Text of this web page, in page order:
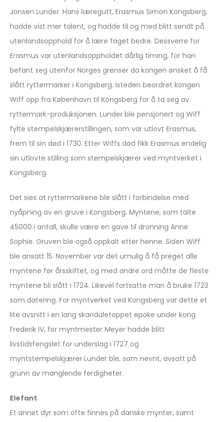
Jonsen Lunder. Hans læregutt, Erasmus Simon Kongsberg,
hadde vist mer talent, og hadde til og med blitt sendt på
utenlandsopphold for å lære faget bedre. Dessverre for
Erasmus var utenlandsoppholdet dårlig timing, for han
befant seg utenfor Norges grenser da kongen ønsket å få
slått ryttermarker i Kongsberg. Isteden beordret kongen
Wiff opp fra København til Kongsberg for å ta seg av
ryttermark-produksjonen. Lunder ble pensjonert og Wiff
fylte stempelskjærerstillingen, som var utlovt Erasmus,
frem til sin død i 1730. Etter Wiffs død fikk Erasmus endelig
sin utlovte stilling som stempelskjærer ved myntverket i
Kongsberg.
Det sies at ryttermarkene ble slått i forbindelse med
nyåpning av en gruve i Kongsberg. Myntene, som talte
45000 i antall, skulle være en gave til dronning Anne
Sophie. Gruven ble også oppkalt etter henne. Siden Wiff
ble ansatt 15. November var det umulig å få preget alle
myntene før årsskiftet, og med andre ord måtte de fleste
myntene bli slått i 1724. Likevel fortsatte man å bruke 1723
som datering. For myntverket ved Kongsberg var dette et
lite avsnitt i en lang skandaletoppet epoke under kong
Frederik IV, for myntmester Meyer hadde blitt
livstidsfengslet for underslag i 1727 og
myntstempelskjærer Lunder ble, som nevnt, avsatt på
grunn av manglende ferdigheter.
Elefant
Et annet dyr som ofte finnes på danske mynter, samt